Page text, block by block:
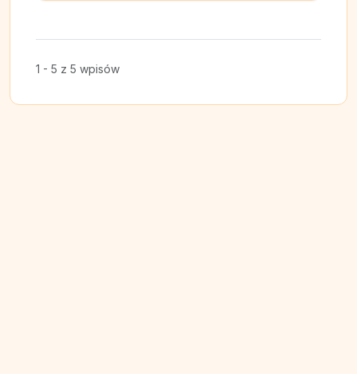
1 - 5 z 5 wpisów